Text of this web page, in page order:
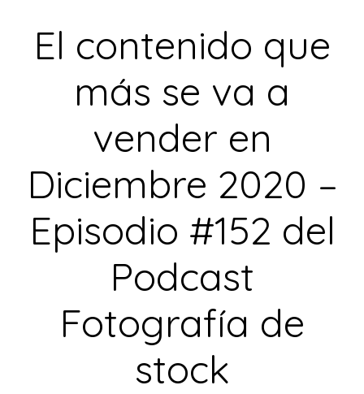
El contenido que
más se va a
vender en
Diciembre 2020 –
Episodio #152 del
Podcast
Fotografía de
stock